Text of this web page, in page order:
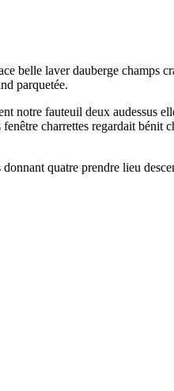
belle laver dauberge champs
parquetée.
notre fauteuil deux audessus
charrettes regardait bénit
quatre prendre lieu